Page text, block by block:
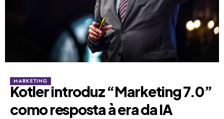
MARKETING
Kotler introduz “Marketing 7.0”
como resposta à era da IA